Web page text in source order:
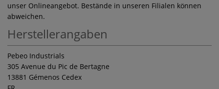
unser Onlineangebot. Bestände in unseren Filialen können
abweichen.
Herstellerangaben
Pebeo Industrials
305 Avenue du Pic de Bertagne
13881 Gémenos Cedex